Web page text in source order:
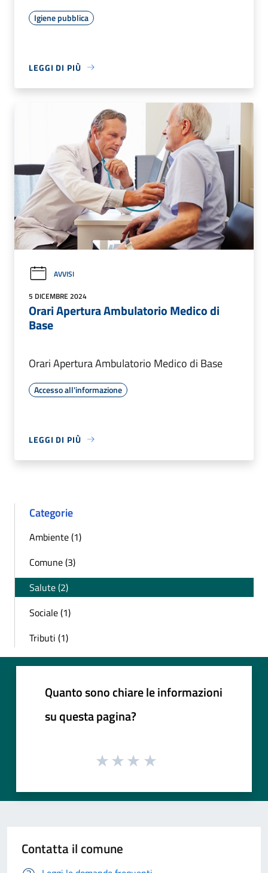
Igiene pubblica
LEGGI DI PIÙ
AVVISI
5 DICEMBRE 2024
Orari Apertura Ambulatorio Medico di
Base
Orari Apertura Ambulatorio Medico di Base
Accesso all'informazione
LEGGI DI PIÙ
Categorie
Ambiente (1)
Comune (3)
Salute (2)
Sociale (1)
Tributi (1)
Quanto sono chiare le informazioni
su questa pagina?
Contatta il comune